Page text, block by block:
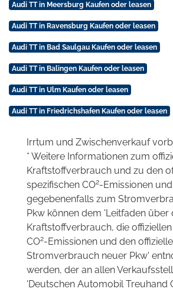
Audi TT in Meersburg Kaufen oder leasen
Audi TT in Ravensburg Kaufen oder leasen
Audi TT in Bad Saulgau Kaufen oder leasen
Audi TT in Balingen Kaufen oder leasen
Audi TT in Ulm Kaufen oder leasen
Audi TT in Friedrichshafen Kaufen oder leasen
Irrtum und Zwischenverkauf
* Weitere Informationen zum
Kraftstoffverbrauch und zu den
spezifischen CO2-Emissionen und
gegebenenfalls zum
Pkw können dem 'Leitfaden über
Kraftstoffverbrauch, die
CO2-Emissionen und den
Stromverbrauch neuer Pkw'
werden, der an allen
'Deutschen Automobil Treuhand